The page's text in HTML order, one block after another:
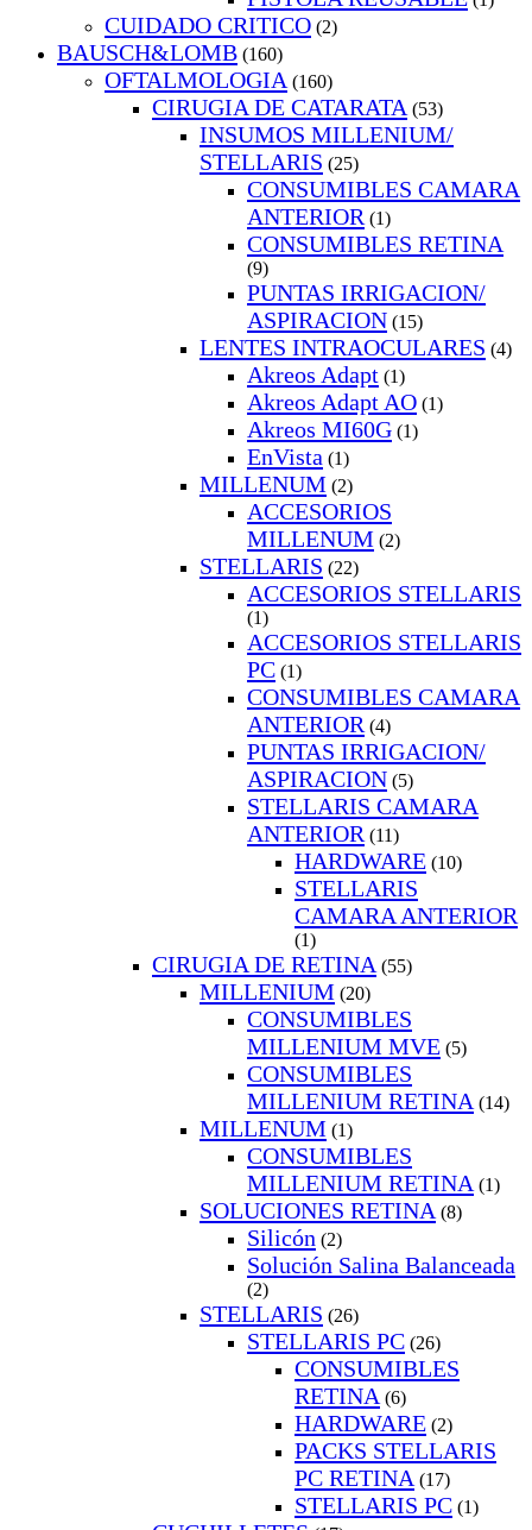
CUIDADO CRITICO (2)
BAUSCH&LOMB (160)
OFTALMOLOGIA (160)
CIRUGIA DE CATARATA (53)
INSUMOS MILLENIUM/
STELLARIS (25)
CONSUMIBLES CAMARA
ANTERIOR (1)
CONSUMIBLES RETINA
(9)
PUNTAS IRRIGACION/
ASPIRACION (15)
LENTES INTRAOCULARES (4)
Akreos Adapt (1)
Akreos Adapt AO (1)
Akreos MI60G (1)
EnVista (1)
MILLENUM (2)
ACCESORIOS
MILLENUM (2)
STELLARIS (22)
ACCESORIOS STELLARIS
(1)
ACCESORIOS STELLARIS
PC (1)
CONSUMIBLES CAMARA
ANTERIOR (4)
PUNTAS IRRIGACION/
ASPIRACION (5)
STELLARIS CAMARA
ANTERIOR (11)
HARDWARE (10)
STELLARIS
CAMARA ANTERIOR
(1)
CIRUGIA DE RETINA (55)
MILLENIUM (20)
CONSUMIBLES
MILLENIUM MVE (5)
CONSUMIBLES
MILLENIUM RETINA (14)
MILLENUM (1)
CONSUMIBLES
MILLENIUM RETINA (1)
SOLUCIONES RETINA (8)
Silicón (2)
Solución Salina Balanceada
(2)
STELLARIS (26)
STELLARIS PC (26)
CONSUMIBLES
RETINA (6)
HARDWARE (2)
PACKS STELLARIS
PC RETINA (17)
STELLARIS PC (1)